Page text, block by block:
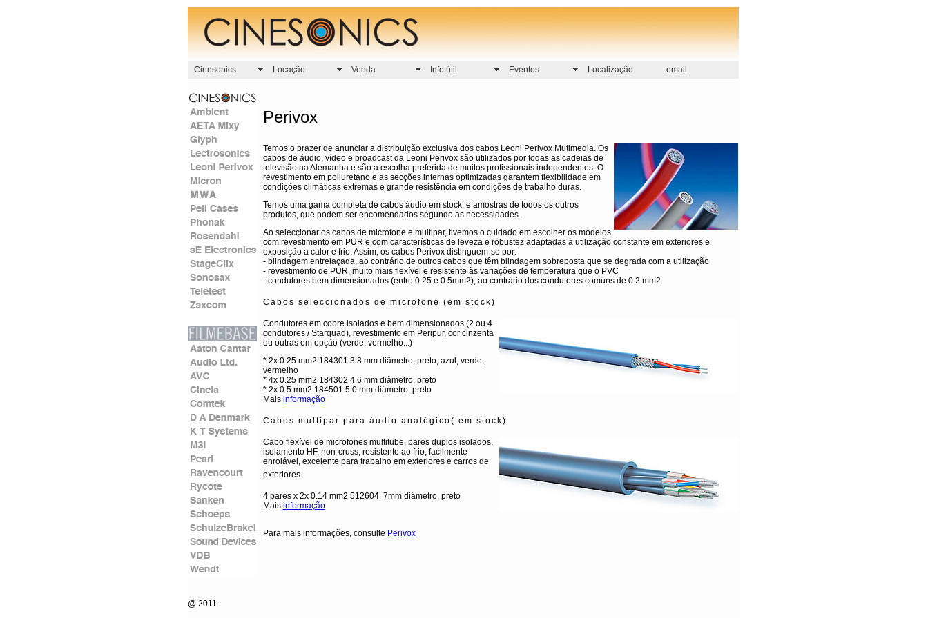
Cinesonics Locação Venda Info útil Eventos Localização email
Perivox
Temos o prazer de anunciar a distribuição exclusiva dos cabos Leoni Perivox Mutimedia. Os
cabos de áudio, vídeo e broadcast da Leoni Perivox são utilizados por todas as cadeias de
televisão na Alemanha e são a escolha preferida de muitos profissionais independentes. O
revestimento em poliuretano e as secções internas optimizadas garantem flexibilidade em
condições climáticas extremas e grande resistência em condições de trabalho duras.
Temos uma gama completa de cabos áudio em stock, e amostras de todos os outros
produtos, que podem ser encomendados segundo as necessidades.
Ao selecçionar os cabos de microfone e multipar, tivemos o cuidado em escolher os modelos
com revestimento em PUR e com características de leveza e robustez adaptadas à utilização constante em exteriores e
exposição a calor e frio. Assim, os cabos Perivox distinguem-se por:
- blindagem entrelaçada, ao contrário de outros cabos que têm blindagem sobreposta que se degrada com a utilização
- revestimento de PUR, muito mais flexível e resistente às variações de temperatura que o PVC
- condutores bem dimensionados (entre 0.25 e 0.5mm2), ao contrário dos condutores comuns de 0.2 mm2
Cabos seleccionados de microfone (em stock)
Condutores em cobre isolados e bem dimensionados (2 ou 4
condutores / Starquad), revestimento em Peripur, cor cinzenta
ou outras em opção (verde, vermelho...)
* 2x 0.25 mm2 184301 3.8 mm diâmetro, preto, azul, verde,
vermelho
* 4x 0.25 mm2 184302 4.6 mm diâmetro, preto
* 2x 0.5 mm2 184501 5.0 mm diâmetro, preto
Mais informação
Cabos multipar para áudio analógico( em stock)
Cabo flexível de microfones multitube, pares duplos isolados,
isolamento HF, non-cruss, resistente ao frio, facilmente
enrolável, excelente para trabalho em exteriores e carros de
exteriores.
4 pares x 2x 0.14 mm2 512604, 7mm diâmetro, preto
Mais informação
Para mais informações, consulte Perivox
@ 2011